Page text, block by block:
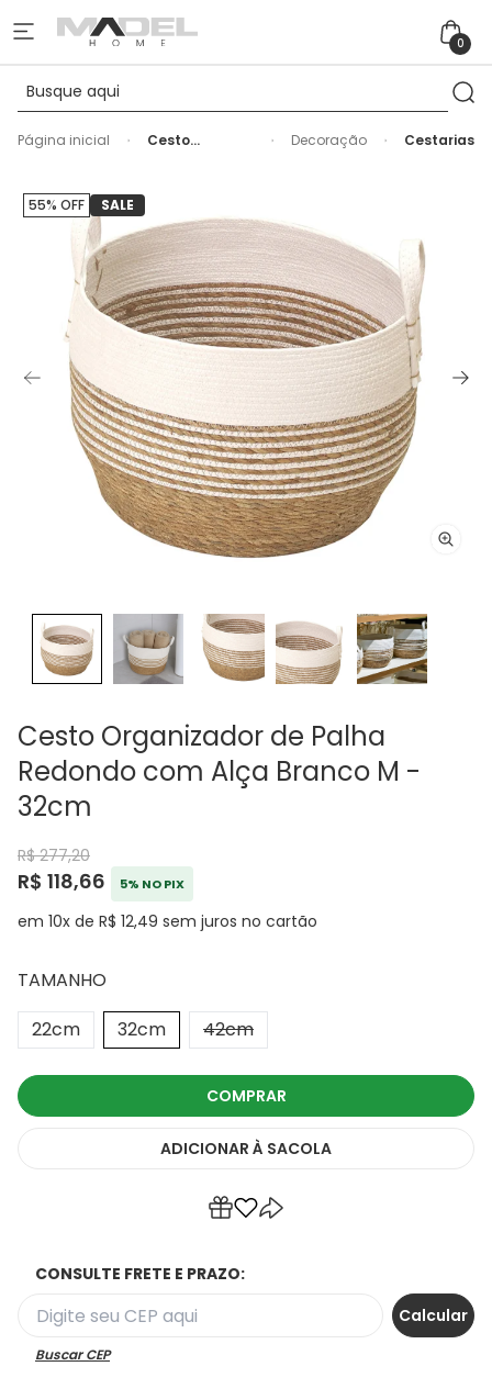
0
Página inicial
Cesto
- 32cm
Decoração Cestarias
Cesto Organizador de Palha
Redondo com Alça Branco M -
32cm
R$ 277,20
R$ 118,66 5% NO PIX
em 10x de R$ 12,49 sem juros no cartão
55% OFF SALE
TAMANHO
22cm
32cm 42cm
COMPRAR
ADICIONAR À SACOLA
CONSULTE FRETE E PRAZO:
Buscar CEP